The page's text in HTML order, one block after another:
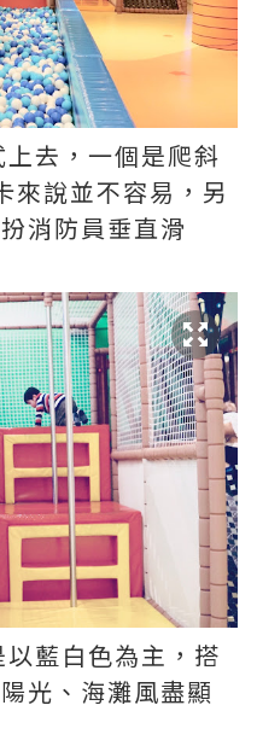
去，一個是爬斜
來說並不容易，另
消防員垂直滑
藍白色為主，搭
光、海灘風盡顯